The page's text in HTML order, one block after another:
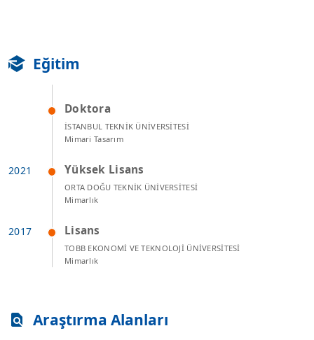
Eğitim
Doktora
İSTANBUL TEKNİK ÜNİVERSİTESİ
Mimari Tasarım
Yüksek Lisans
ORTA DOĞU TEKNİK ÜNİVERSİTESİ
Mimarlık
Lisans
TOBB EKONOMİ VE TEKNOLOJİ ÜNİVERSİTESİ
Mimarlık
Araştırma Alanları